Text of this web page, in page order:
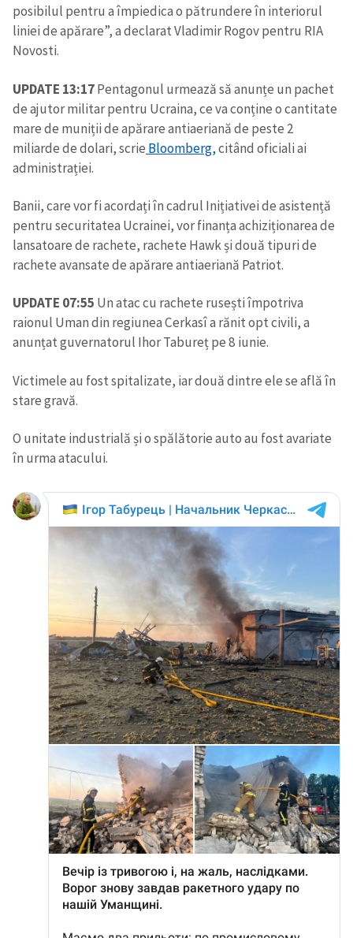
posibilul pentru a împiedica o pătrundere în interiorul
liniei de apărare”, a declarat Vladimir Rogov pentru RIA
Novosti.
UPDATE 13:17Pentagonul urmează să anunțe un pachet
de ajutor militar pentru Ucraina, ce va conține o cantitate
mare de muniții de apărare antiaeriană de peste 2
miliarde de dolari, scrie Bloomberg,citând oficiali ai
administrației.
Banii, care vor fi acordați în cadrul Inițiativei de asistență
pentru securitatea Ucrainei, vor finanța achiziționarea de
lansatoare de rachete, rachete Hawk și două tipuri de
rachete avansate de apărare antiaeriană Patriot.
UPDATE 07:55 Un atac cu rachete rusești împotriva
raionul Uman din regiunea Cerkasî a rănit opt civili, a
anunțat guvernatorul Ihor Tabureț pe 8 iunie.
Victimele au fost spitalizate, iar două dintre ele se află în
stare gravă.
O unitate industrială și o spălătorie auto au fost avariate
în urma atacului.